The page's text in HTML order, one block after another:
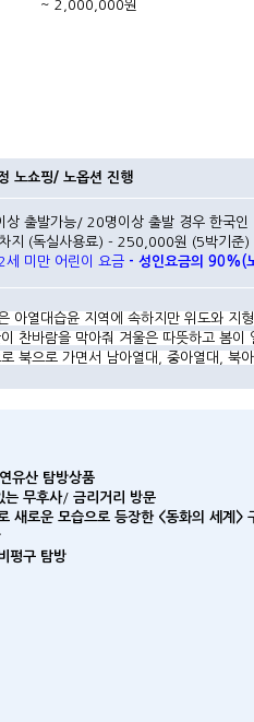
~ 2,000,000원
노쇼핑/ 노옵션 진행
상 출발가능/ 20명이상 출발 경우 한국인
지 (독실사용료) - 250,000원 (5박기준)
미만 어린이 요금 - 성인요금의 90%(
아열대습윤 지역에 속하지만 위도와 지
찬바람을 막아줘 겨울은 따뜻하고 봄
북으로 가면서 남아열대, 중아열대, 북
유산 탐방상품
는 무후사/ 금리거리 방문
새로운 모습으로 등장한 <동화의 세계>
펑구 탐방